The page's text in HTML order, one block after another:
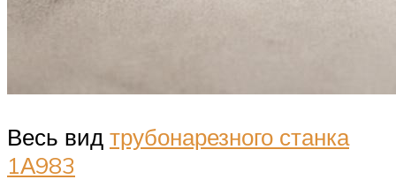
Весь вид трубонарезного станка
1А983